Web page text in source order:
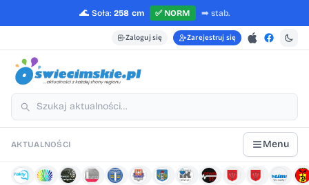
🌊 Soła: 258 cm ✅NORM ➡️ stab.
Zaloguj się Zarejestruj się
AKTUALNOŚCI Menu